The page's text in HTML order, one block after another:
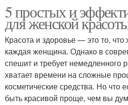
5 простых и
для женской
Красота и здоровье — это то, что
каждая женщина. Однако в
спешит и требует немедленного
хватает времени на сложные
косметические средства. Но что
быть красивой проще, чем вы